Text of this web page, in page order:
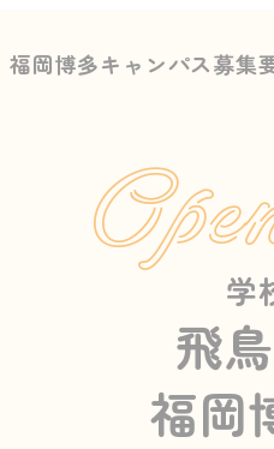
福岡博多キャンパス募集
学
飛
福岡